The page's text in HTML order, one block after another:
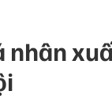
nhân